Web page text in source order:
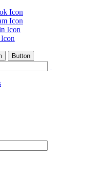
Icon
Icon
Icon
Button